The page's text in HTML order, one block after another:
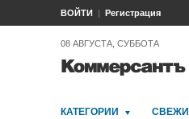
ВОЙТИ Регистрация
08 АВГУСТА, СУББОТА
КАТЕГОРИИ